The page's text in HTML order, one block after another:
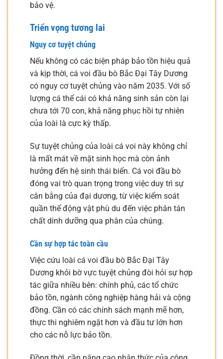
bảo vệ.
Triển vọng tương lai
Nguy cơ tuyệt chủng
Nếu không có các biện pháp bảo tồn hiệu quả
và kịp thời, cá voi đầu bò Bắc Đại Tây Dương
có nguy cơ tuyệt chủng vào năm 2035. Với số
lượng cá thể cái có khả năng sinh sản còn lại
chưa tới 70 con, khả năng phục hồi tự nhiên
của loài là cực kỳ thấp.
Sự tuyệt chủng của loài cá voi này không chỉ
là mất mát về mặt sinh học mà còn ảnh
hưởng đến hệ sinh thái biển. Cá voi đầu bò
đóng vai trò quan trọng trong việc duy trì sự
cân bằng của đại dương, từ việc kiểm soát
quần thể động vật phù du đến việc phân tán
chất dinh dưỡng qua phân của chúng.
Cần sự hợp tác toàn cầu
Việc cứu loài cá voi đầu bò Bắc Đại Tây
Dương khỏi bờ vực tuyệt chủng đòi hỏi sự hợp
tác giữa nhiều bên: chính phủ, các tổ chức
bảo tồn, ngành công nghiệp hàng hải và cộng
đồng. Cần có các chính sách mạnh mẽ hơn,
thực thi nghiêm ngặt hơn và đầu tư lớn hơn
cho các nỗ lực bảo tồn.